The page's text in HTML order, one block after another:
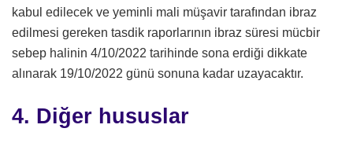
kabul edilecek ve yeminli mali müşavir tarafından ibraz
edilmesi gereken tasdik raporlarının ibraz süresi mücbir
sebep halinin 4/10/2022 tarihinde sona erdiği dikkate
alınarak 19/10/2022 günü sonuna kadar uzayacaktır.
4. Diğer hususlar